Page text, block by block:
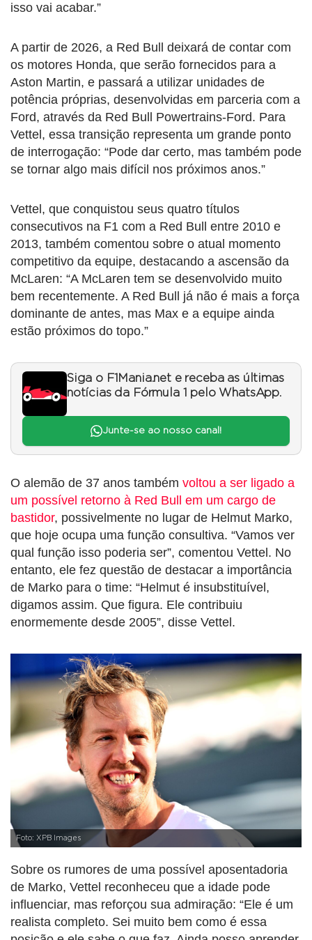
isso vai acabar.”
A partir de 2026, a Red Bull deixará de contar com
os motores Honda, que serão fornecidos para a
Aston Martin, e passará a utilizar unidades de
potência próprias, desenvolvidas em parceria com a
Ford, através da Red Bull Powertrains-Ford. Para
Vettel, essa transição representa um grande ponto
de interrogação: “Pode dar certo, mas também pode
se tornar algo mais difícil nos próximos anos.”
Vettel, que conquistou seus quatro títulos
consecutivos na F1 com a Red Bull entre 2010 e
2013, também comentou sobre o atual momento
competitivo da equipe, destacando a ascensão da
McLaren: “A McLaren tem se desenvolvido muito
bem recentemente. A Red Bull já não é mais a força
dominante de antes, mas Max e a equipe ainda
estão próximos do topo.”
Siga o F1Mania.net e receba as últimas
notícias da Fórmula 1 pelo WhatsApp.
Junte-se ao nosso canal!
O alemão de 37 anos também voltou a ser ligado a
um possível retorno à Red Bull em um cargo de
bastidor, possivelmente no lugar de Helmut Marko,
que hoje ocupa uma função consultiva. “Vamos ver
qual função isso poderia ser”, comentou Vettel. No
entanto, ele fez questão de destacar a importância
de Marko para o time: “Helmut é insubstituível,
digamos assim. Que figura. Ele contribuiu
enormemente desde 2005”, disse Vettel.
Foto: XPB Images
Sobre os rumores de uma possível aposentadoria
de Marko, Vettel reconheceu que a idade pode
influenciar, mas reforçou sua admiração: “Ele é um
realista completo. Sei muito bem como é essa